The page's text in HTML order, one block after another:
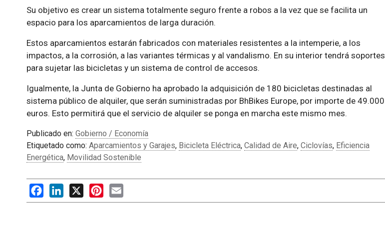
Su objetivo es crear un sistema totalmente seguro frente a robos a la vez que se facilita un
espacio para los aparcamientos de larga duración.
Estos aparcamientos estarán fabricados con materiales resistentes a la intemperie, a los
impactos, a la corrosión, a las variantes térmicas y al vandalismo. En su interior tendrá soportes
para sujetar las bicicletas y un sistema de control de accesos.
Igualmente, la Junta de Gobierno ha aprobado la adquisición de 180 bicicletas destinadas al
sistema público de alquiler, que serán suministradas por BhBikes Europe, por importe de 49.000
euros. Esto permitirá que el servicio de alquiler se ponga en marcha este mismo mes.
Publicado en: Gobierno / Economía
Etiquetado como: Aparcamientos y Garajes, Bicicleta Eléctrica, Calidad de Aire, Ciclovías, Eficiencia
Energética, Movilidad Sostenible
FacebookLinkedIn
X PinterestEmail